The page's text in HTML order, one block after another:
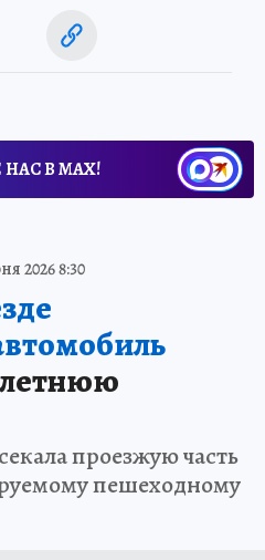
В МАХ!
2026 8:30
летнюю
проезжую часть
пешеходному